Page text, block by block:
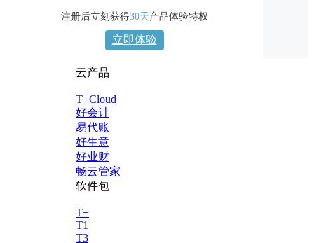
注册后立刻获得30天产品体验特权
立即体验
云产品
T+Cloud
好会计
易代账
好生意
好业财
畅云管家
软件包
T+
T1
T3